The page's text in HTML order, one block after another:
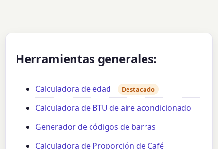
Herramientas generales:
Calculadora de edad Destacado
Calculadora de BTU de aire acondicionado
Generador de códigos de barras
Calculadora de Proporción de Café